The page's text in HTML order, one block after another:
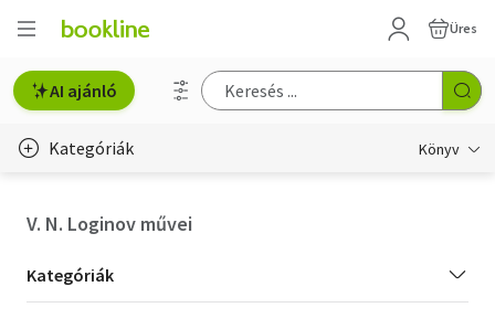
Üres
AI ajánló
Kategóriák Könyv
V. N. Loginov művei
Kategória
szűrés
Kategóriák